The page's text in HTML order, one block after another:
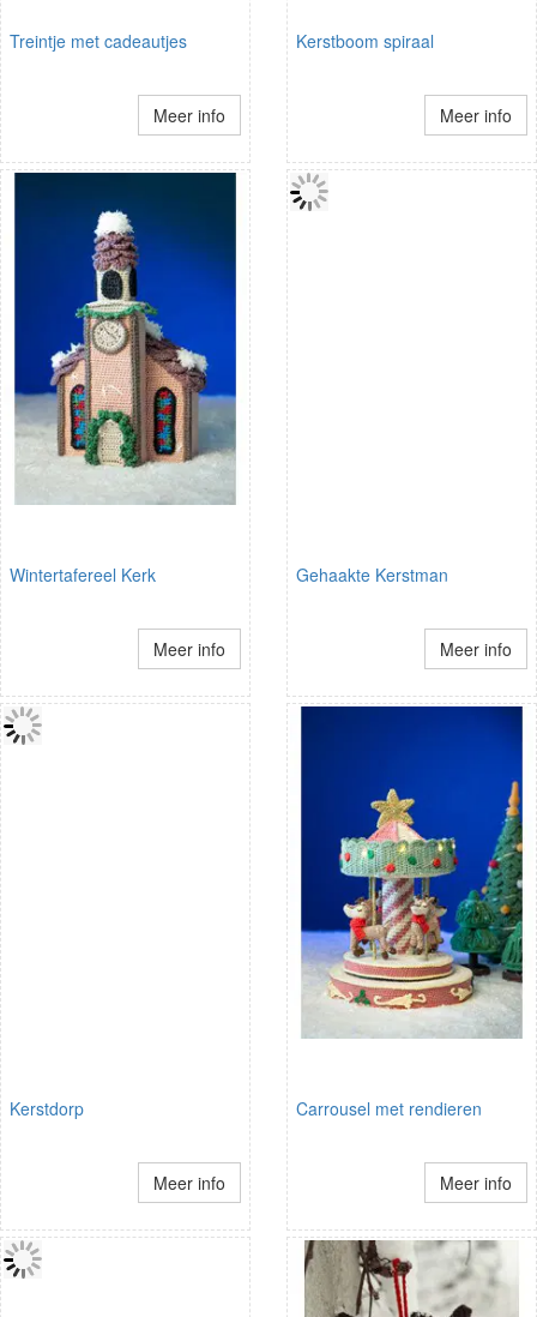
Treintje met cadeautjes
Meer info
Kerstboom spiraal
Meer info
Wintertafereel Kerk
Meer info
Gehaakte Kerstman
Meer info
Kerstdorp
Meer info
Carrousel met rendieren
Meer info